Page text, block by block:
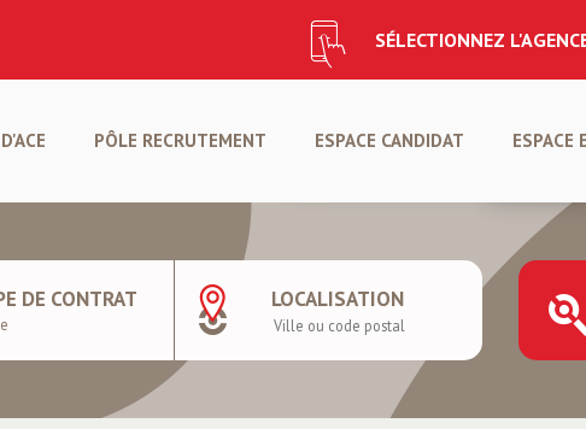
SÉLECTIONNEZ
PÔLE RECRUTEMENT ESPACE CANDIDAT
CANDIDATURE SPONTANÉE
CRÉER VOTRE PROFIL ESPACE
DE CONTRAT LOCALISATION